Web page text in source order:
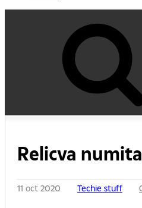
Relicva numita
11 oct 2020 Techie stuff